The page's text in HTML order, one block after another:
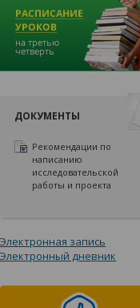
ДОКУМЕНТЫ
Рекомендации по
написанию
исследовательской
работы и проекта
Электронная запись
Электронный дневник